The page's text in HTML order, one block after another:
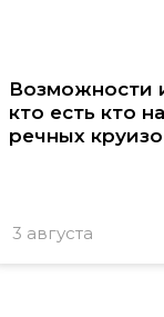
Возможности
кто есть кто
речных
3 августа